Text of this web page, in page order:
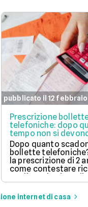
pubblicato il 12
Prescrizione
telefoniche: dopo
tempo non si
pagare?
Dopo quanto
bollette
la prescrizione di 2
come contestare
tardive ed evitare il
pagamento di
vecchie.
internet di casa